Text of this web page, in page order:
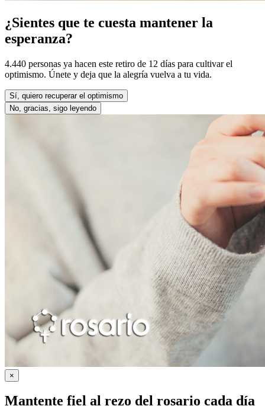
¿Sientes que te cuesta mantener la
esperanza?
4.440 personas ya hacen este retiro de 12 días para cultivar el
optimismo. Únete y deja que la alegría vuelva a tu vida.
Sí, quiero recuperar el optimismo
No, gracias, sigo leyendo
×
Mantente fiel al rezo del rosario cada día